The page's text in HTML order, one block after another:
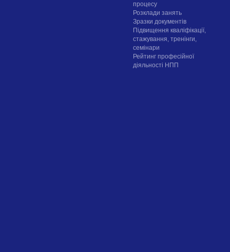
процесу
Розклади занять
Зразки документів
Підвищення кваліфікації,
стажування, тренінги,
семінари
Рейтинг професійної
діяльності НПП